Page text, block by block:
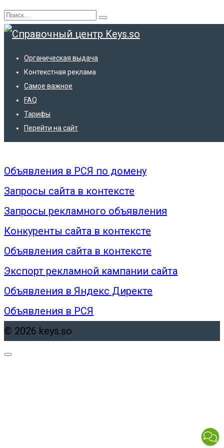
Перейти
к
содержанию
Search
for:
Органическая выдача
Контекстная реклама
Самое важное
FAQ
Тарифы
Перейти на сайт
Контекстная реклама
Объявления в РСЯ по домену
Запросы сайта в контексте
Запросы рекламного объявления
Конкуренты сайта в контексте
Объявления сайта в контексте
Экспорт рекламной кампании сайта
Объявления в Яндекс Директе
Объявления в РСЯ
© 2026 keys.so